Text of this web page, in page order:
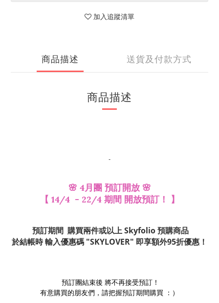
加入追蹤清單
商品描述 送貨及付款方式
商品描述
-
🌸 4月團 預訂開放 🌸
【 14/4 - 22/4 期間 開放預訂！ 】
預訂期間 購買兩件或以上 Skyfolio 預購商品
於結帳時 輸入優惠碼 "SKYLOVER" 即享額外95折優惠！
預訂團結束後 將不再接受預訂！
有意購買的朋友們，請把握預訂期間購買 ：）